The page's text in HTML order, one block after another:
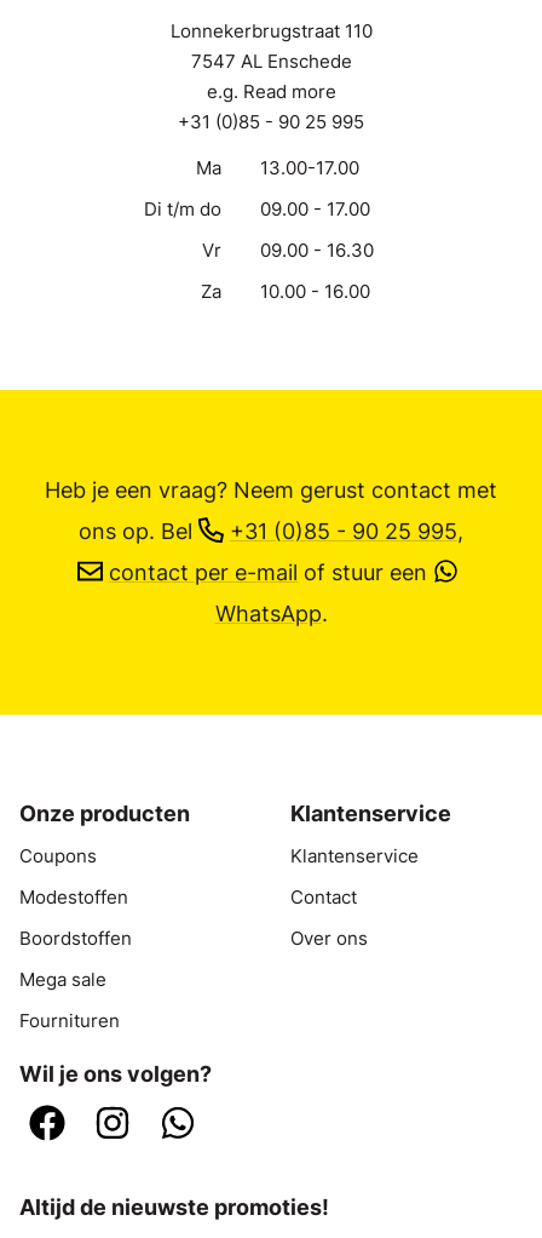
Lonnekerbrugstraat 110
7547 AL Enschede
e.g. Read more
+31 (0)85 - 90 25 995
Ma
13.00-17.00
Di t/m do
09.00 - 17.00
Vr
09.00 - 16.30
Za
10.00 - 16.00
Heb je een vraag? Neem gerust contact met
ons op. Bel +31 (0)85 - 90 25 995,
contact per e-mail of stuur een
WhatsApp.
Onze producten
Coupons
Modestoffen
Boordstoffen
Mega sale
Fournituren
Klantenservice
Klantenservice
Contact
Over ons
Wil je ons volgen?
Altijd de nieuwste promoties!